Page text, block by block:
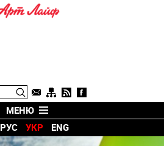
МЕНЮ
РУС
УКР ENG